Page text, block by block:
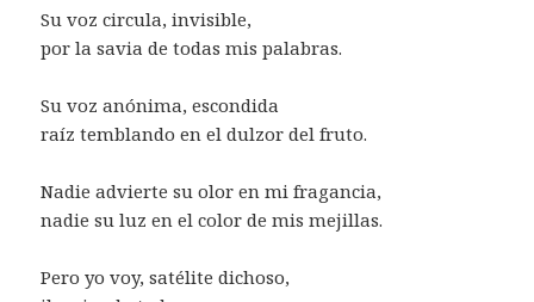
Su voz circula, invisible,
por la savia de todas mis palabras.
Su voz anónima, escondida
raíz temblando en el dulzor del fruto.
Nadie advierte su olor en mi fragancia,
nadie su luz en el color de mis mejillas.
Pero yo voy, satélite dichoso,